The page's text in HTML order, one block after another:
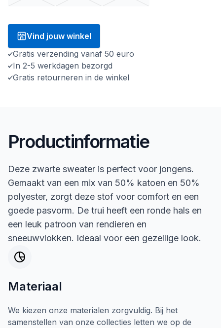
Vind jouw winkel
Gratis verzending vanaf 50 euro
In 2-5 werkdagen bezorgd
Gratis retourneren in de winkel
Productinformatie
Deze zwarte sweater is perfect voor jongens.
Gemaakt van een mix van 50% katoen en 50%
polyester, zorgt deze stof voor comfort en een
goede pasvorm. De trui heeft een ronde hals en
een leuk patroon van rendieren en
sneeuwvlokken. Ideaal voor een gezellige look.
Materiaal
We kiezen onze materialen zorgvuldig. Bij het
samenstellen van onze collecties letten we op de